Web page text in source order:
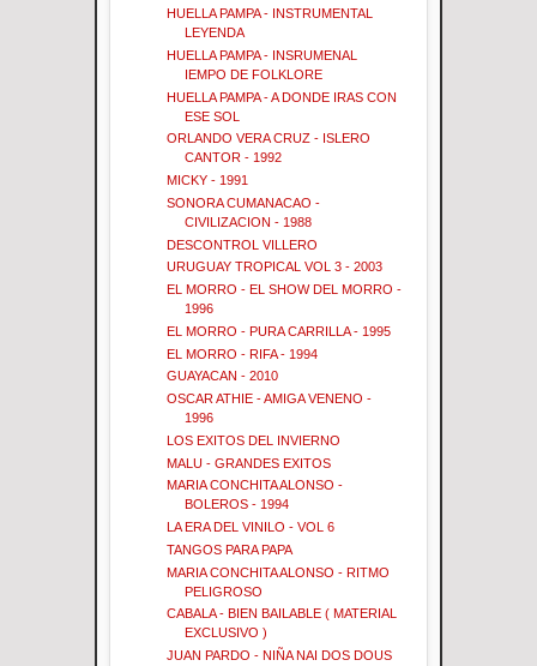
HUELLA PAMPA - INSTRUMENTAL
LEYENDA
HUELLA PAMPA - INSRUMENAL
IEMPO DE FOLKLORE
HUELLA PAMPA - A DONDE IRAS CON
ESE SOL
ORLANDO VERA CRUZ - ISLERO
CANTOR - 1992
MICKY - 1991
SONORA CUMANACAO -
CIVILIZACION - 1988
DESCONTROL VILLERO
URUGUAY TROPICAL VOL 3 - 2003
EL MORRO - EL SHOW DEL MORRO -
1996
EL MORRO - PURA CARRILLA - 1995
EL MORRO - RIFA - 1994
GUAYACAN - 2010
OSCAR ATHIE - AMIGA VENENO -
1996
LOS EXITOS DEL INVIERNO
MALU - GRANDES EXITOS
MARIA CONCHITA ALONSO -
BOLEROS - 1994
LA ERA DEL VINILO - VOL 6
TANGOS PARA PAPA
MARIA CONCHITA ALONSO - RITMO
PELIGROSO
CABALA - BIEN BAILABLE ( MATERIAL
EXCLUSIVO )
JUAN PARDO - NIÑA NAI DOS DOUS